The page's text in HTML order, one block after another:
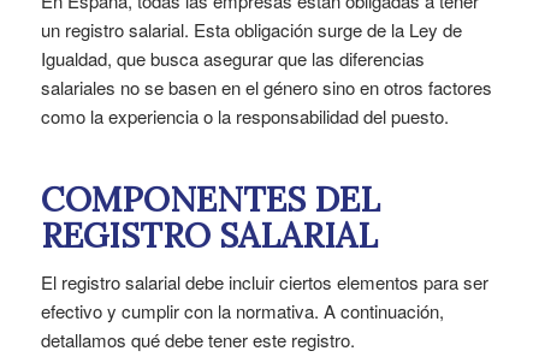
un registro salarial. Esta obligación surge de la Ley de
Igualdad, que busca asegurar que las diferencias
salariales no se basen en el género sino en otros factores
como la experiencia o la responsabilidad del puesto.
COMPONENTES DEL
REGISTRO SALARIAL
El registro salarial debe incluir ciertos elementos para ser
efectivo y cumplir con la normativa. A continuación,
detallamos qué debe tener este registro.